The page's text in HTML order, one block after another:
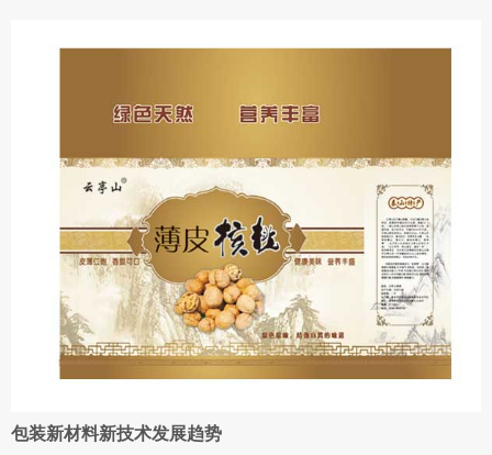
包装新材料新技术发展趋势